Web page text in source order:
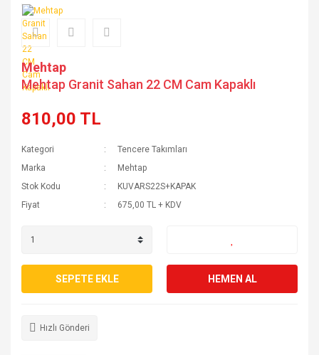
Mehtap
Mehtap Granit Sahan 22 CM Cam Kapaklı
810,00 TL
Kategori
Tencere Takımları
Marka
Mehtap
Stok Kodu
KUVARS22S+KAPAK
Fiyat
675,00 TL + KDV
SEPETE EKLE HEMEN AL
Hızlı Gönderi